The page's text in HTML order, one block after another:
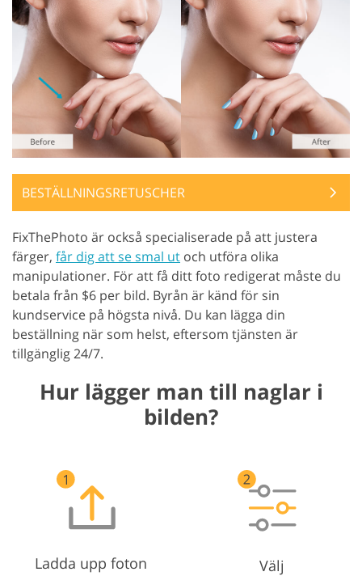
BESTÄLLNINGSRETUSCHER
FixThePhoto är också specialiserade på att justera
färger, får dig att se smal ut och utföra olika
manipulationer. För att få ditt foto redigerat måste du
betala från $6 per bild. Byrån är känd för sin
kundservice på högsta nivå. Du kan lägga din
beställning när som helst, eftersom tjänsten är
tillgänglig 24/7.
Hur lägger man till naglar i
bilden?
Ladda upp foton
Välj